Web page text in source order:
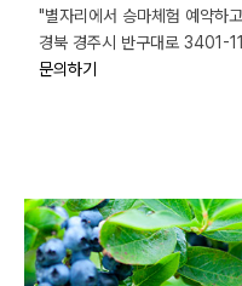
"별자리에서 승마체험 예약하
경북 경주시 반구대로 3401-
문의하기